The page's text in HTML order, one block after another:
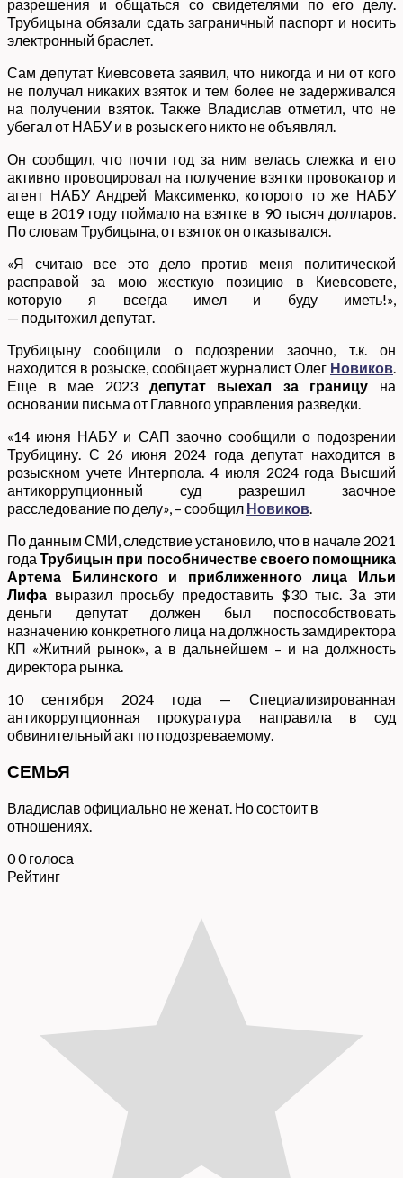
разрешения и общаться со свидетелями по его делу.
Трубицына обязали сдать заграничный паспорт и носить
электронный браслет.
Сам депутат Киевсовета заявил, что никогда и ни от кого
не получал никаких взяток и тем более не задерживался
на получении взяток. Также Владислав отметил, что не
убегал от НАБУ и в розыск его никто не объявлял.
Он сообщил, что почти год за ним велась слежка и его
активно провоцировал на получение взятки провокатор и
агент НАБУ Андрей Максименко, которого то же НАБУ
еще в 2019 году поймало на взятке в 90 тысяч долларов.
По словам Трубицына, от взяток он отказывался.
«Я считаю все это дело против меня политической
расправой за мою жесткую позицию в Киевсовете,
которую я всегда имел и буду иметь!»,
— подытожил депутат.
Трубицыну сообщили о подозрении заочно, т.к. он
находится в розыске, сообщает журналист Олег Новиков.
Еще в мае 2023 депутат выехал за границу на
основании письма от Главного управления разведки.
«14 июня НАБУ и САП заочно сообщили о подозрении
Трубицину. С 26 июня 2024 года депутат находится в
розыскном учете Интерпола. 4 июля 2024 года Высший
антикоррупционный суд разрешил заочное
расследование по делу», – сообщил Новиков.
По данным СМИ, следствие установило, что в начале 2021
годаТрубицын при пособничестве своего помощника
Артема Билинского и приближенного лица Ильи
Лифа выразил просьбу предоставить $30 тыс. За эти
деньги депутат должен был поспособствовать
назначению конкретного лица на должность замдиректора
КП «Житний рынок», а в дальнейшем – и на должность
директора рынка.
10 сентября 2024 года — Специализированная
антикоррупционная прокуратура направила в суд
обвинительный акт по подозреваемому.
СЕМЬЯ
Владислав официально не женат. Но состоит в
отношениях.
00 голоса
Рейтинг